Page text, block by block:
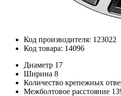
Код производителя: 123022
Код товара: 14096
Диаметр 17
Ширина 8
Количество крепежных
Межболтовое расстояние